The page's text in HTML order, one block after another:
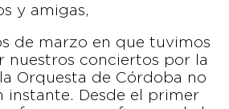
y amigas,
de marzo en que tuvimos
nuestros conciertos por la
Orquesta de Córdoba no
instante. Desde el primer